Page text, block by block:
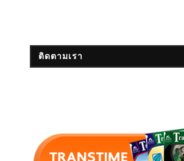
ติดตามเรา